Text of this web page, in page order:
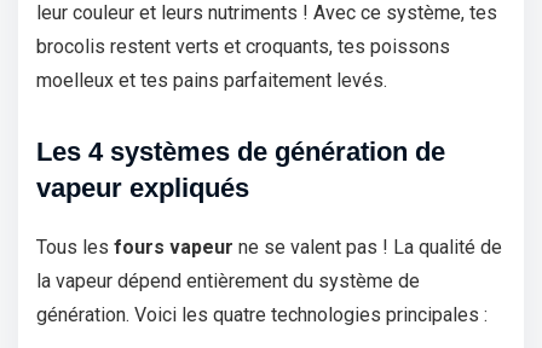
leur couleur et leurs nutriments ! Avec ce système, tes
brocolis restent verts et croquants, tes poissons
moelleux et tes pains parfaitement levés.
Les 4 systèmes de génération de
vapeur expliqués
Tous les fours vapeur ne se valent pas ! La qualité de
la vapeur dépend entièrement du système de
génération. Voici les quatre technologies principales :